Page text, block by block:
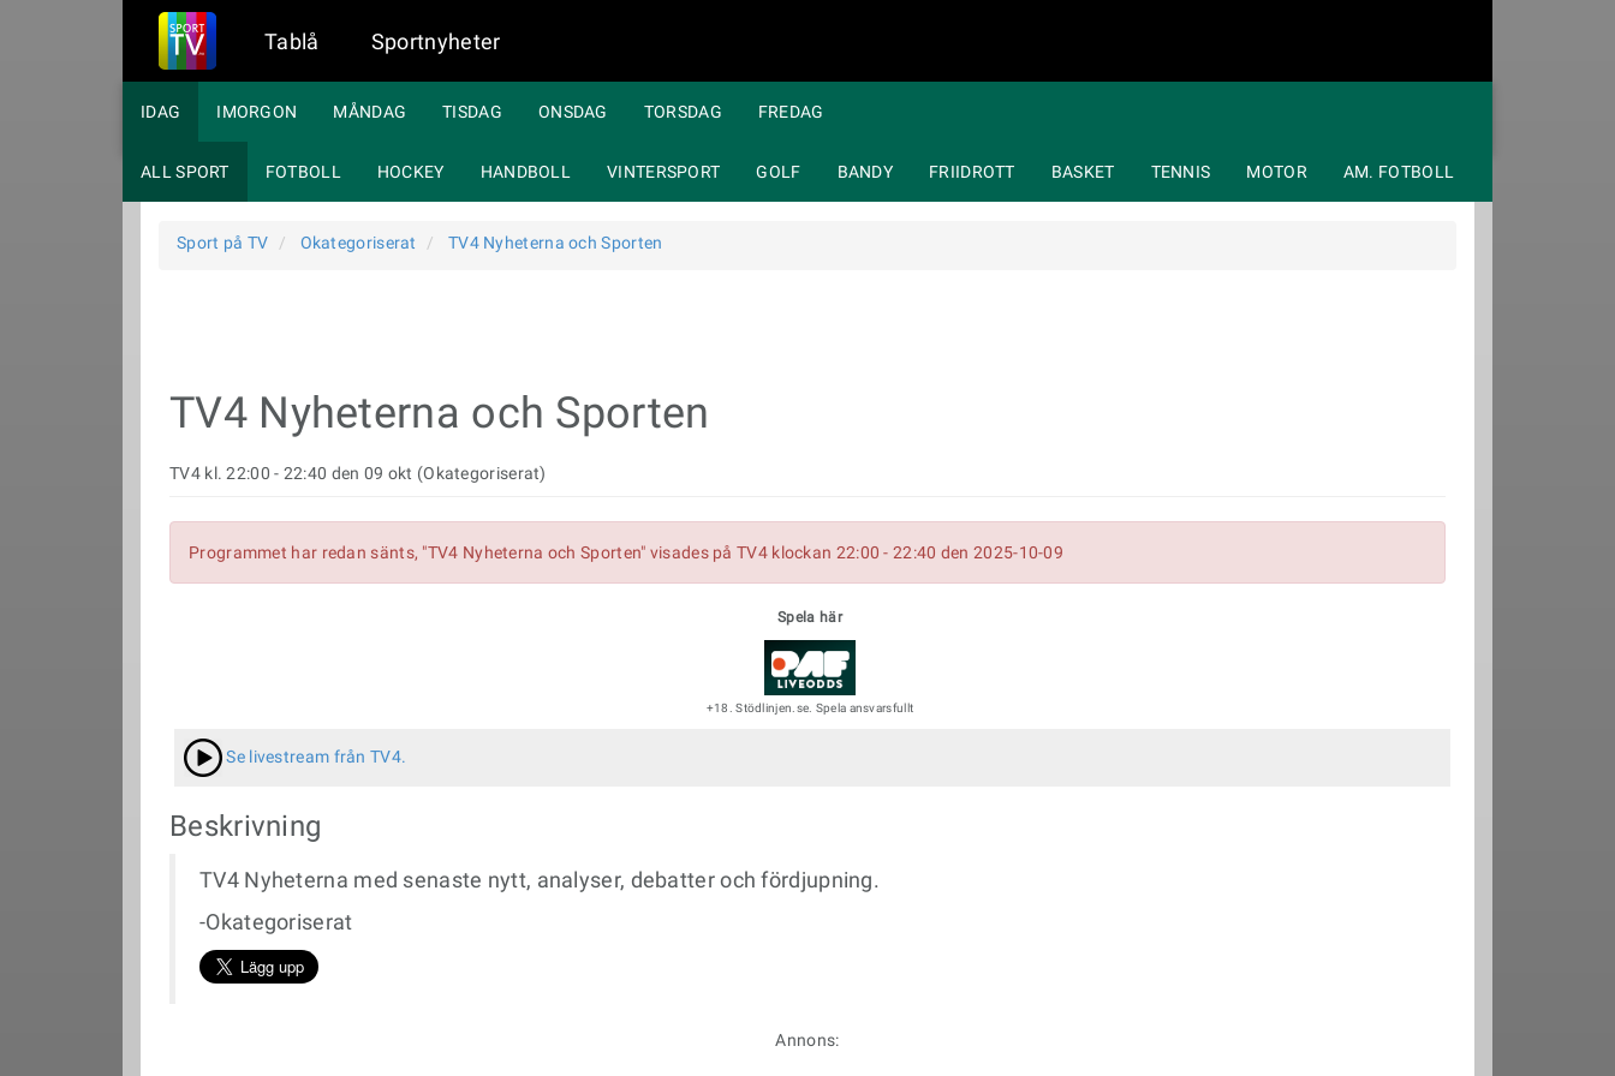
Tablå Sportnyheter
IDAG IMORGON MÅNDAG TISDAG ONSDAG TORSDAG FREDAG
ALL SPORT FOTBOLL HOCKEY HANDBOLL VINTERSPORT GOLF BANDY FRIIDROTT BASKET TENNIS MOTOR AM. FOTBOLL
Sport på TV Okategoriserat TV4 Nyheterna och Sporten
TV4 Nyheterna och Sporten
TV4 kl. 22:00 - 22:40 den 09 okt (Okategoriserat)
Programmet har redan sänts, "TV4 Nyheterna och Sporten" visades på TV4 klockan 22:00 - 22:40 den 2025-10-09
Spela här
+18. Stödlinjen.se. Spela ansvarsfullt
Se livestream från TV4.
Beskrivning
TV4 Nyheterna med senaste nytt, analyser, debatter och fördjupning.
-Okategoriserat
Annons: